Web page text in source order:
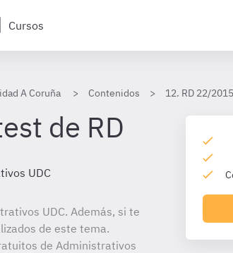
Cursos
A Coruña Contenidos 12. RD 22/
de RD
UDC
UDC. Además, si te
de este tema.
de Administrativos